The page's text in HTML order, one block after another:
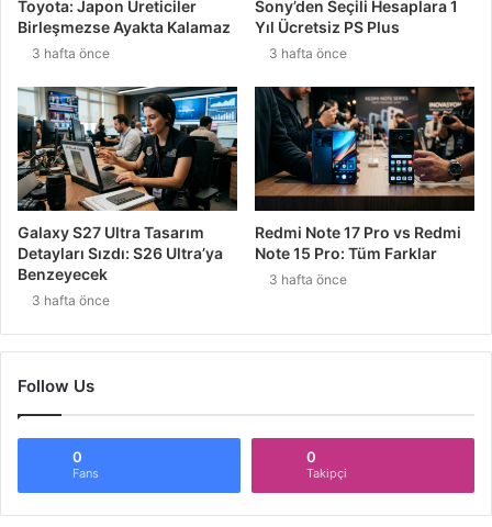
Toyota: Japon Üreticiler
Birleşmezse Ayakta Kalamaz
3 hafta önce
Sony’den Seçili Hesaplara 1
Yıl Ücretsiz PS Plus
3 hafta önce
Galaxy S27 Ultra Tasarım
Detayları Sızdı: S26 Ultra’ya
Benzeyecek
3 hafta önce
Redmi Note 17 Pro vs Redmi
Note 15 Pro: Tüm Farklar
3 hafta önce
Follow Us
0
Fans
0
Takipçi